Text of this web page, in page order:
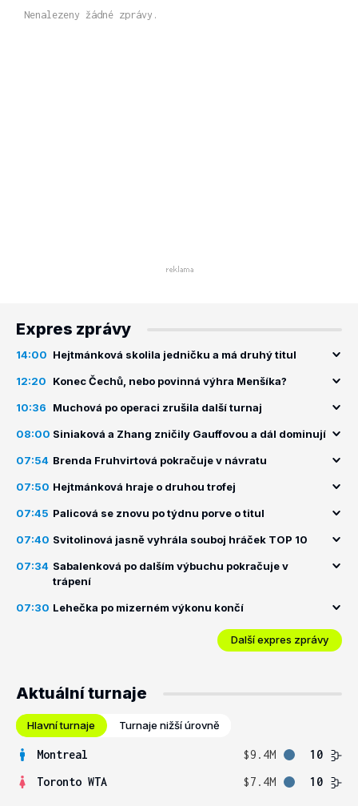
Nenalezeny žádné zprávy.
Expres zprávy
14:00 Hejtmánková skolila jedničku a má druhý titul
12:20 Konec Čechů, nebo povinná výhra Menšíka?
10:36 Muchová po operaci zrušila další turnaj
08:00 Siniaková a Zhang zničily Gauffovou a dál dominují
07:54 Brenda Fruhvirtová pokračuje v návratu
07:50 Hejtmánková hraje o druhou trofej
07:45 Palicová se znovu po týdnu porve o titul
07:40 Svitolinová jasně vyhrála souboj hráček TOP 10
07:34 Sabalenková po dalším výbuchu pokračuje v
trápení
07:30 Lehečka po mizerném výkonu končí
Další expres zprávy
Aktuální turnaje
Hlavní turnaje Turnaje nižší úrovně
Montreal $9.4M
10
Toronto WTA
$7.4M 10